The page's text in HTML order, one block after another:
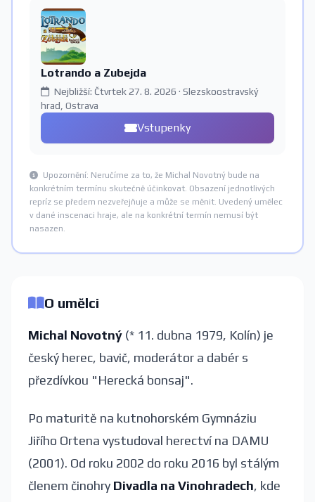
Lotrando a Zubejda
Nejbližší: Čtvrtek 27. 8. 2026 · Slezskoostravský
hrad, Ostrava
Vstupenky
Upozornění: Neručíme za to, že Michal Novotný bude na
konkrétním termínu skutečně účinkovat. Obsazení jednotlivých
repríz se předem nezveřejňuje a může se měnit. Uvedený umělec
v dané inscenaci hraje, ale na konkrétní termín nemusí být
nasazen.
O umělci
Michal Novotný (* 11. dubna 1979, Kolín) je
český herec, bavič, moderátor a dabér s
přezdívkou "Herecká bonsaj".
Po maturitě na kutnohorském Gymnáziu
Jiřího Ortena vystudoval herectví na DAMU
(2001). Od roku 2002 do roku 2016 byl stálým
členem činohry Divadla na Vinohradech, kde